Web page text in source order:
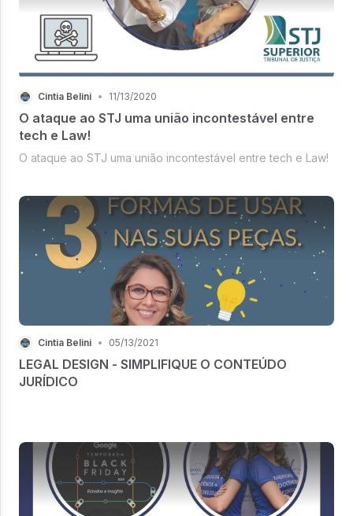
Cintia Belini • 11/13/2020
O ataque ao STJ uma união incontestável entre
tech e Law!
O ataque ao STJ uma união incontestável entre tech e Law!
Cintia Belini • 05/13/2021
LEGAL DESIGN - SIMPLIFIQUE O CONTEÚDO
JURÍDICO